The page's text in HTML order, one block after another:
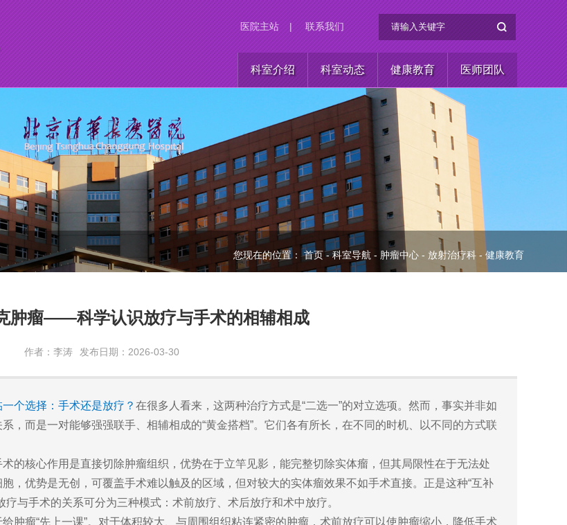
医院主站 | 联系我们
科室介绍 科室动态 健康教育 医师团队
您现在的位置：首页-科室导航 - 肿瘤中心 - 放射治疗科 - 健康教育
肿瘤——科学认识放疗与手术的相辅相成
作者：李涛 发布日期：2026-03-30
个选择：手术还是放疗？ 在很多人看来，这两种治疗方式是“二选一”的对立选项。然而，事实并非如
，而是一对能够强强联手、相辅相成的“黄金搭档”。它们各有所长，在不同的时机、以不同的方式联
的核心作用是直接切除肿瘤组织，优势在于立竿见影，能完整切除实体瘤，但其局限性在于无法处
，优势是无创，可覆盖手术难以触及的区域，但对较大的实体瘤效果不如手术直接。正是这种“互补
与手术的关系可分为三种模式：术前放疗、术后放疗和术中放疗。
肿瘤“先上一课”。对于体积较大、与周围组织粘连紧密的肿瘤，术前放疗可以使肿瘤缩小，降低手术